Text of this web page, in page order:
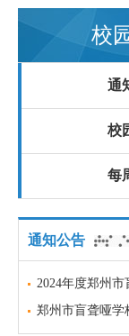
校
通
校
每
通知公告
2024年度郑州